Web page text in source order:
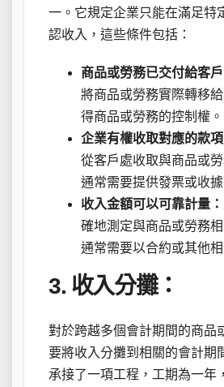
一。它規定企業只能在滿足特
認收入，這些條件包括：
商品或勞務已交付給客戶
將商品或勞務實際轉移
得商品或勞務的控制權。
企業有權收取對應的款項
從客戶處收取與商品或
通常需要提供發票或收
收入金額可以可靠計量：
確地測定與商品或勞務
通常需要以合約或其他
3. 收入分攤：
對於跨越多個會計期間的商品
要將收入分攤到相關的會計期
承接了一項工程，工期為一年